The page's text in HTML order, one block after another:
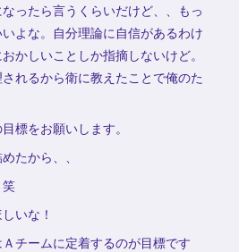
ったら言うくらいだけど、、もっ
よな。自分理論に自信があるわけ
かしいことしか指摘しないけど。
れるから衛に教えたことで俺のた
標をお願いします。
たから、、
いな！
チームに定着するのが目標です